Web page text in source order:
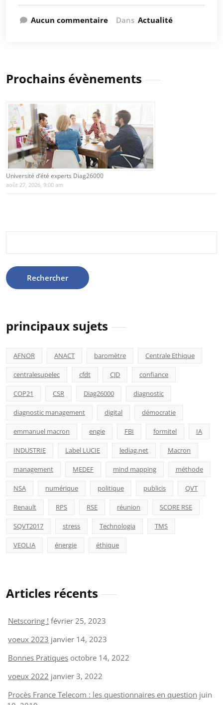
Aucun commentaire Dans Actualité
Prochains évènements
Université d’été experts Diag26000
août 27, 2026, 9:00 am
principaux sujets
AFNOR ANACT baromètre Centrale Ethique
centralesupelec cfdt CJD confiance
COP21 CSR Diag26000 diagnostic
diagnostic management digital démocratie
emmanuel macron engie FBI formitel IA
INDUSTRIE Label LUCIE lediag.net Macron
management MEDEF mind mapping méthode
NSA numérique politique publicis QVT
Renault RPS RSE réunion SCORE RSE
SQVT2017 stress Technologia TMS
VEOLIA énergie éthique
Articles récents
Netscoring ! février 25, 2023
voeux 2023 janvier 14, 2023
Bonnes Pratiques octobre 14, 2022
voeux 2022 janvier 3, 2022
Procès France Telecom : les questionnaires en question juin